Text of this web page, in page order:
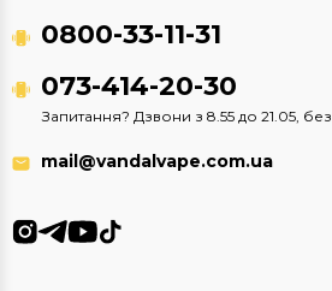
0800-33-11-31
073-414-20-30
Запитання? Дзвони з 8.55 до 21.05, без
mail@vandalvape.com.ua